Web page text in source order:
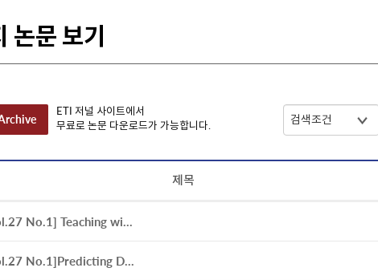
논문 보기
ETI 저널 사이트에서
무료로 논문 다운로드가 가능합니다.
제목
No.1] Teaching wi...
No.1]Predicting D...